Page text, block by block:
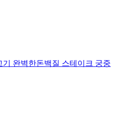
완벽한돈백질 스테이크 궁중